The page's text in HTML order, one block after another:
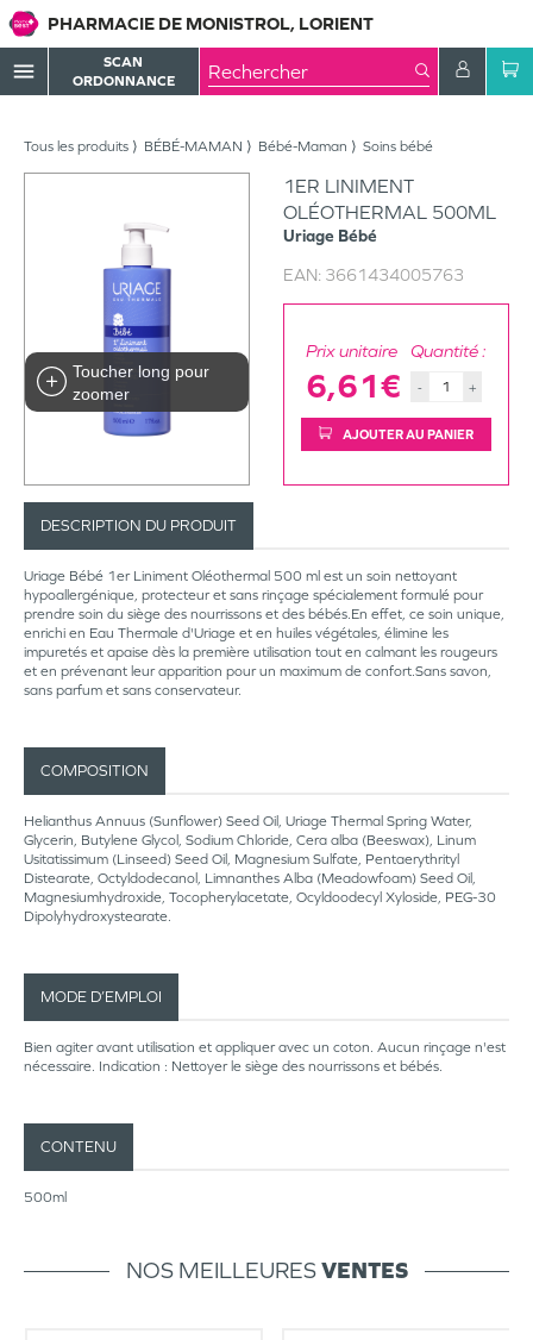
PHARMACIE DE MONISTROL, LORIENT
menu
SCAN
ORDONNANCE
Tous les produits BÉBÉ-MAMAN Bébé-Maman Soins bébé
Toucher long pour
zoomer
1ER LINIMENT
OLÉOTHERMAL 500ML
Uriage Bébé
EAN: 3661434005763
Prix unitaire
6,61€
Quantité :
- +
AJOUTER AU PANIER
DESCRIPTION DU PRODUIT
Uriage Bébé 1er Liniment Oléothermal 500 ml est un soin nettoyant
hypoallergénique, protecteur et sans rinçage spécialement formulé pour
prendre soin du siège des nourrissons et des bébés.En effet, ce soin unique,
enrichi en Eau Thermale d'Uriage et en huiles végétales, élimine les
impuretés et apaise dès la première utilisation tout en calmant les rougeurs
et en prévenant leur apparition pour un maximum de confort.Sans savon,
sans parfum et sans conservateur.
COMPOSITION
Helianthus Annuus (Sunflower) Seed Oil, Uriage Thermal Spring Water,
Glycerin, Butylene Glycol, Sodium Chloride, Cera alba (Beeswax), Linum
Usitatissimum (Linseed) Seed Oil, Magnesium Sulfate, Pentaerythrityl
Distearate, Octyldodecanol, Limnanthes Alba (Meadowfoam) Seed Oil,
Magnesiumhydroxide, Tocopherylacetate, Ocyldoodecyl Xyloside, PEG-30
Dipolyhydroxystearate.
MODE D’EMPLOI
Bien agiter avant utilisation et appliquer avec un coton. Aucun rinçage n'est
nécessaire. Indication : Nettoyer le siège des nourrissons et bébés.
CONTENU
500ml
NOS MEILLEURESVENTES